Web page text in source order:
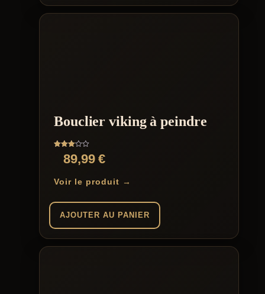
Bouclier viking à peindre
Note
3.0089,99€
Voir le produit →
AJOUTER AU PANIER